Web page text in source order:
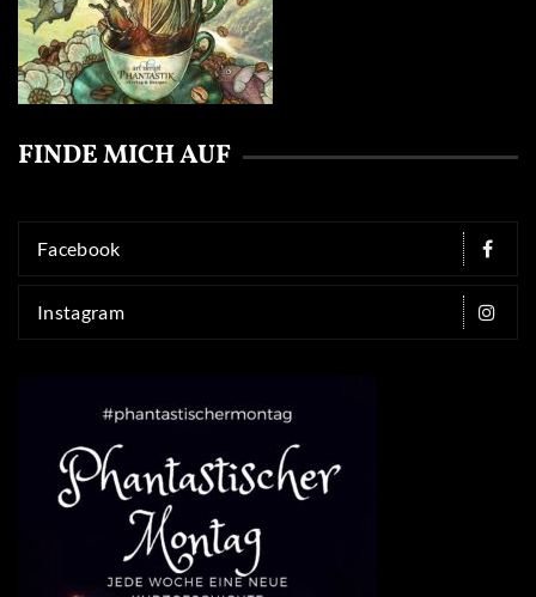
FINDE MICH AUF
Facebook
Instagram